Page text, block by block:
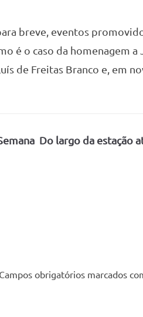
breve, eventos
é o caso da homenagem a
de Freitas Branco e, em
Do largo da estação
Campos obrigatórios marcados